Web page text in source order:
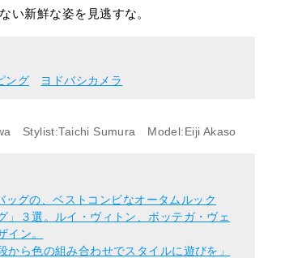
い新鮮な姿を見逃すな。
ング ヨドバシカメラ
Stylist:Taichi Sumura Model:Eiji Akaso
グの、ベストコンビなオータムルック
３選。ルイ・ヴィトン、ボッテガ・ヴェ
イン。
ら色の組み合わせでスタイルに遊びを」